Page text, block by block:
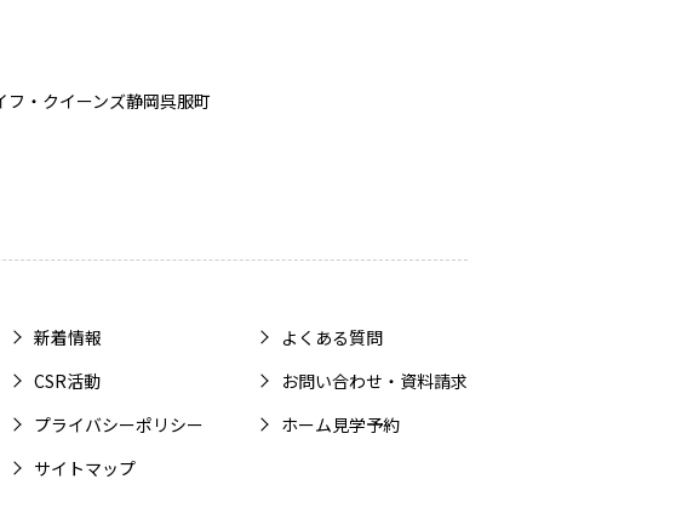
フ・クイーンズ静岡呉服町
新着情報
CSR活動
プライバシーポリシー
サイトマップ
よくある質問
お問い合わせ・資料請求
ホーム見学予約